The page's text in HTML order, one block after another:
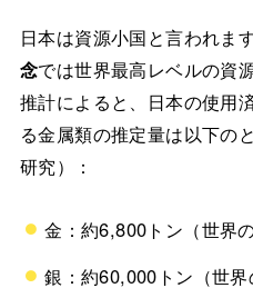
日本は資源小国と言われます
念では世界最高レベルの資
推計によると、日本の使用
る金属類の推定量は以下の
研究）：
金：約6,800トン（世界
銀：約60,000トン（世界